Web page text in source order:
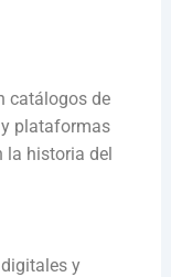
catálogos de
plataformas
la historia del
y